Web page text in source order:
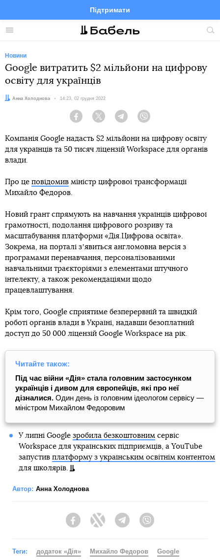
Меню
Підтримати
FacebookTelegramTwitter
Новини
Google витратить $2 мільйони на цифрову
освіту для українців
Автор:
Анна Холоднова Дата:
14:23, 02 грудня 2022
Facebook Twitter Telegram
Компанія Google надасть $2 мільйони на цифрову освіту
для українців та 50 тисяч ліцензій Workspace для органів
влади.
Про це повідомив міністр цифрової трансформації
Михайло Федоров.
Новий грант спрямують на навчання українців цифрової
грамотності, подолання цифрового розриву та
масштабування платформи «Дія.Цифрова освіта».
Зокрема, на порталі зʼявиться англомовна версія з
програмами перенавчання, персоналізованими
навчальними траєкторіями з елементами штучного
інтелекту, а також рекомендаціями щодо
працевлаштування.
Крім того, Google сприятиме безперервній та швидкій
роботі органів влади в Україні, надавши безоплатний
доступ до 50 000 ліцензій Google Workspace на рік.
Читайте також:
Під час війни «Дія» стала головним застосунком
українців і дивом для європейців, які про неї
дізналися. Один день із головним ідеологом сервісу —
міністром Михайлом Федоровим
У липні Google зробила безкоштовнимсервіс
Workspace для українських підприємців, а YouTube
запустив платформу з українським освітнім контентом
для школярів.
Автор: Анна Холоднова
FacebookTwitter Telegram
Теги: додаток «Дія» Михайло Федоров Google